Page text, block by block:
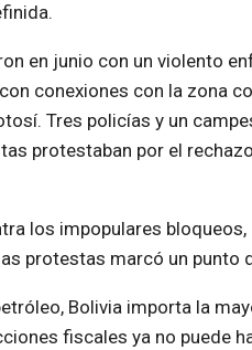
en junio con un violento
conexiones con la zona
Tres policías y un
protestaban por el
los impopulares
protestas marcó un punto
Bolivia importa la
fiscales ya no puede